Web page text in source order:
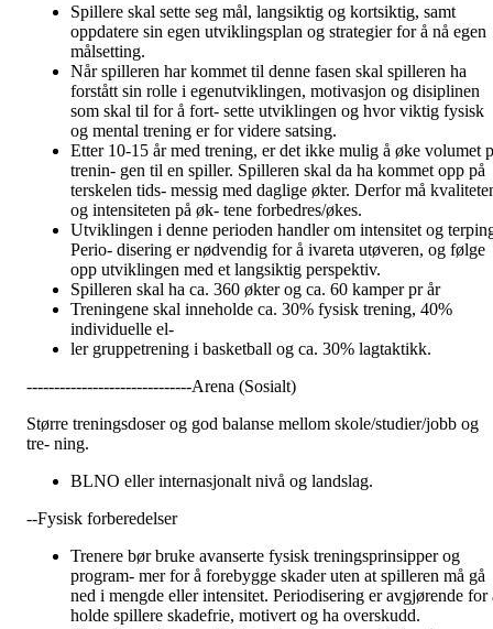
Spillere skal sette seg mål, langsiktig og kortsiktig, samt
oppdatere sin egen utviklingsplan og strategier for å nå egen
målsetting.
Når spilleren har kommet til denne fasen skal spilleren ha
forstått sin rolle i egenutviklingen, motivasjon og disiplinen
som skal til for å fort- sette utviklingen og hvor viktig fysisk
og mental trening er for videre satsing.
Etter 10-15 år med trening, er det ikke mulig å øke volumet
trenin- gen til en spiller. Spilleren skal da ha kommet opp på
terskelen tids- messig med daglige økter. Derfor må
og intensiteten på øk- tene forbedres/økes.
Utviklingen i denne perioden handler om intensitet og
Perio- disering er nødvendig for å ivareta utøveren, og følge
opp utviklingen med et langsiktig perspektiv.
Spilleren skal ha ca. 360 økter og ca. 60 kamper pr år
Treningene skal inneholde ca. 30% fysisk trening, 40%
individuelle el-
ler gruppetrening i basketball og ca. 30% lagtaktikk.
------------------------------Arena (Sosialt)
Større treningsdoser og god balanse mellom skole/studier/jobb og
tre- ning.
BLNO eller internasjonalt nivå og landslag.
--Fysisk forberedelser
Trenere bør bruke avanserte fysisk treningsprinsipper og
program- mer for å forebygge skader uten at spilleren må gå
ned i mengde eller intensitet. Periodisering er avgjørende for
holde spillere skadefrie, motivert og ha overskudd.